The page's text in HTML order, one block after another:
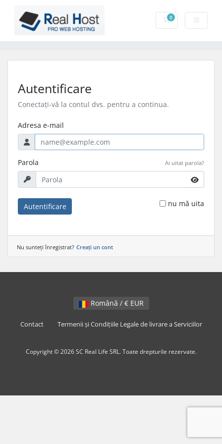
0Coș de
Autentificare
Conectați-vă la contul dvs. pentru a continua.
Adresa e-mail
Parola Ai uitat parola?
Autentificare nu mă uita
Nu sunteți înregistrat? Creați un cont
Română / € EUR
Contact Termenii și Condițiile Legale de livrare a Serviciilor
Copyright © 2026 SC Real Life SRL. Toate drepturile rezervate.